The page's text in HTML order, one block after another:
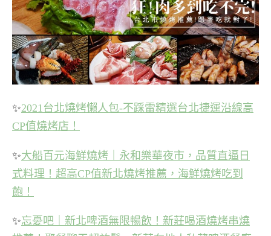
✨2021台北燒烤懶人包-不踩雷精選台北捷運沿線高
CP值燒烤店！
✨大船百元海鮮燒烤｜永和樂華夜市，品質直逼日
式料理！超高CP值新北燒烤推薦，海鮮燒烤吃到
飽！
✨忘憂吧｜新北啤酒無限暢飲！新莊喝酒燒烤串燒